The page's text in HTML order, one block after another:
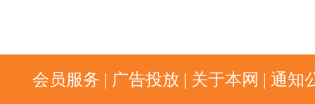
会员服务 | 广告投放 | 关于本网 | 通知